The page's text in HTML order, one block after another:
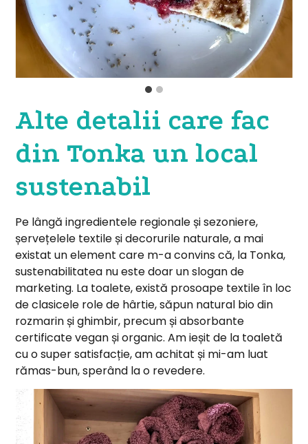
Alte detalii care fac
din Tonka un local
sustenabil
Pe lângă ingredientele regionale și sezoniere,
șervețelele textile și decorurile naturale, a mai
existat un element care m-a convins că, la Tonka,
sustenabilitatea nu este doar un slogan de
marketing. La toalete, există prosoape textile în loc
de clasicele role de hârtie, săpun natural bio din
rozmarin și ghimbir, precum și absorbante
certificate vegan și organic. Am ieșit de la toaletă
cu o super satisfacție, am achitat și mi-am luat
rămas-bun, sperând la o revedere.